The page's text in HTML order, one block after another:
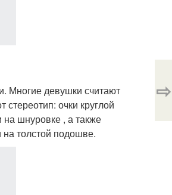
Многие девушки считают
очки круглой
шнуровке , а также
толстой подошве.
⇨